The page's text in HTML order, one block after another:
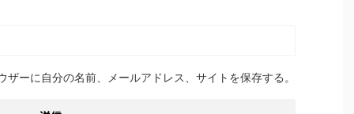
ーに自分の名前、メールアドレス、サイトを保存する。